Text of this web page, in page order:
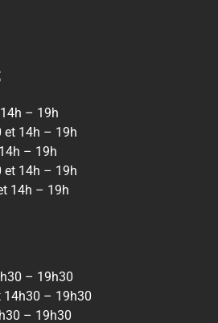
– 19h
et 14h – 19h
– 19h
et 14h – 19h
14h – 19h
– 19h30
14h30 – 19h30
– 19h30